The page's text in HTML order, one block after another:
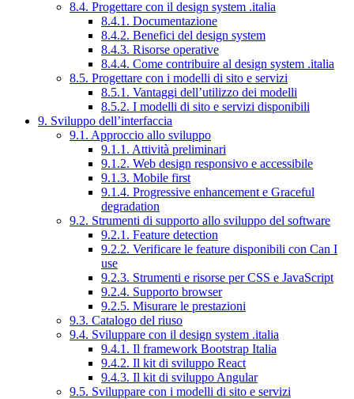
8.4. Progettare con il design system .italia
8.4.1. Documentazione
8.4.2. Benefici del design system
8.4.3. Risorse operative
8.4.4. Come contribuire al design system .italia
8.5. Progettare con i modelli di sito e servizi
8.5.1. Vantaggi dell’utilizzo dei modelli
8.5.2. I modelli di sito e servizi disponibili
9. Sviluppo dell’interfaccia
9.1. Approccio allo sviluppo
9.1.1. Attività preliminari
9.1.2. Web design responsivo e accessibile
9.1.3. Mobile first
9.1.4. Progressive enhancement e Graceful
degradation
9.2. Strumenti di supporto allo sviluppo del software
9.2.1. Feature detection
9.2.2. Verificare le feature disponibili con Can I
use
9.2.3. Strumenti e risorse per CSS e JavaScript
9.2.4. Supporto browser
9.2.5. Misurare le prestazioni
9.3. Catalogo del riuso
9.4. Sviluppare con il design system .italia
9.4.1. Il framework Bootstrap Italia
9.4.2. Il kit di sviluppo React
9.4.3. Il kit di sviluppo Angular
9.5. Sviluppare con i modelli di sito e servizi